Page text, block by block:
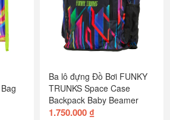
Ba lô đựng Đồ Bơi FUNKY
TRUNKS Space Case
Backpack Baby Beamer
1.750.000 ₫